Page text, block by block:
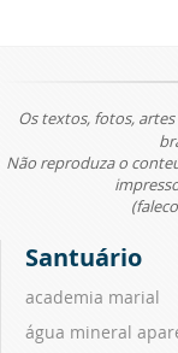
Os textos, fotos,
Não reproduza o
Santuário
academia marial
água mineral